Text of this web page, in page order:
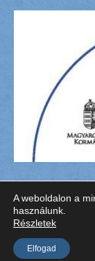
Barta és Barta
Szeged,
A weboldalon a
használunk.
Részletek
Elfogad